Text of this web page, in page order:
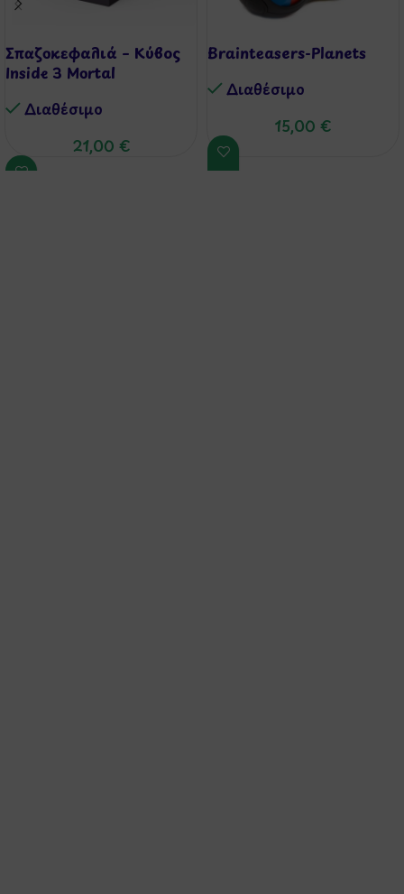
Σπαζοκεφαλιά – Κύβος
Inside 3 Mortal
Διαθέσιμo
21,00 €
Brainteasers-Planets
Διαθέσιμo
15,00 €